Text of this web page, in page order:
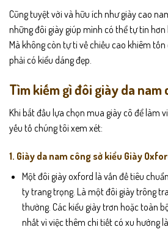
Cũng tuyệt vời và hữu ích như giày cao
những đôi giày giúp mình có thể tự tin
Mà không còn tự ti về chiều cao khiêm
phải có kiểu dáng đẹp.
Tìm kiếm gì đôi giày da
Khi bắt đầu lựa chọn mua giày cô để làm
yếu tố chúng tôi xem xét:
1. Giày da nam công sở kiểu Giày
Một đôi giày oxford là vấn đề tiêu
ty trang trọng. Là một đôi giày trông
thường. Các kiểu giày trơn hoặc toàn
nhất vì việc thêm chi tiết có xu hướng